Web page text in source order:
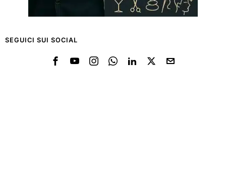
SEGUICI SUI SOCIAL